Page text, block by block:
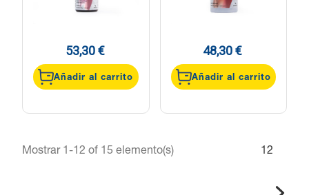
53,30 €
Añadir al carrito
48,30 €
Añadir al carrito
Mostrar 1-12 of 15 elemento(s) 12